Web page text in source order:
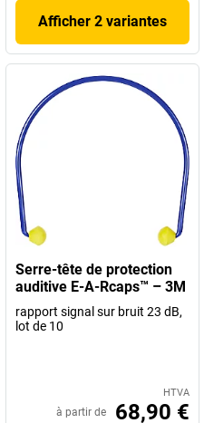
Afficher 2 variantes
Serre-tête de protection
auditive E-A-Rcaps™ – 3M
rapport signal sur bruit 23 dB,
lot de 10
HTVA
à partir de 68,90 €